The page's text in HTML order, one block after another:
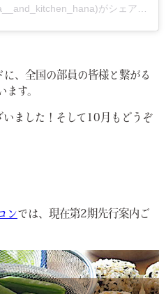
がシェアした投稿 –
に、全国の部員の皆様と繋がる
す。
ました！そして10月もどうぞ
ンでは、現在第2期先行案内ご